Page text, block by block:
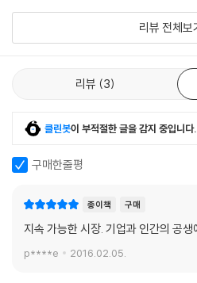
할 때 지금의 위기 극복이 가능하다는 사
고객에게 ‘사랑 받는 기업들’의 같은 기
서, 무려 8배가 넘는 수치였다. 그리고 ‘
본 결과, 무엇보다 중요한 것은 ‘이윤 극
한 이해관계자들에게 혜택을 제공하는
고 결론지었다. 한편 ‘사랑 받는 기업들
수익률을 비교한 결과 이들의 평균 투
저자에 의하면 기업은 단순히 이윤만을
다양한 방식으로 가치를 창출하여 고객
이다. “애덤 스미스의 말대로 오직 자기
리뷰 전체보
리뷰 3
클린봇이 부적절한 글을 감지 중입니다.
구매한줄평
종이책 구매
지속 가능한 시장. 기업과 인간의 공
p****e 2016.02.05.